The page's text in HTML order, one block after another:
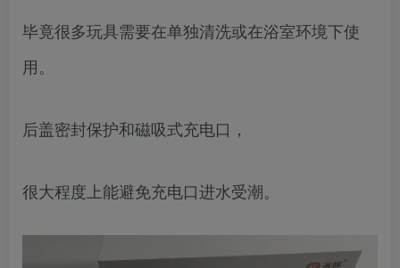
毕竟很多玩具需要在单独清洗或在浴室环境下使
用。
后盖密封保护和磁吸式充电口，
很大程度上能避免充电口进水受潮。